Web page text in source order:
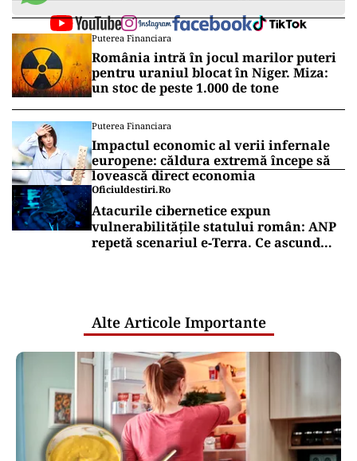
Puterea Financiara
România intră în jocul marilor puteri
pentru uraniul blocat în Niger. Miza:
un stoc de peste 1.000 de tone
Puterea Financiara
Impactul economic al verii infernale
europene: căldura extremă începe să
lovească direct economia
Oficiuldestiri.ro
Atacurile cibernetice expun
vulnerabilitățile statului român: ANP
repetă scenariul e‑Terra. Ce ascund
Alte Articole Importante